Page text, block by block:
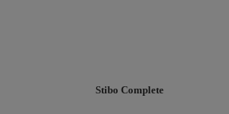
Stibo Complete